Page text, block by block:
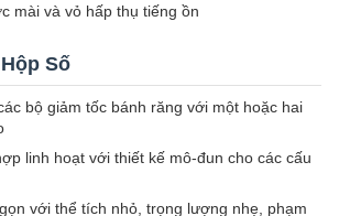
mài và vỏ hấp thụ tiếng ồn
Số
bộ giảm tốc bánh răng với một hoặc hai
linh hoạt với thiết kế mô-đun cho các cấu
với thể tích nhỏ, trọng lượng nhẹ, phạm